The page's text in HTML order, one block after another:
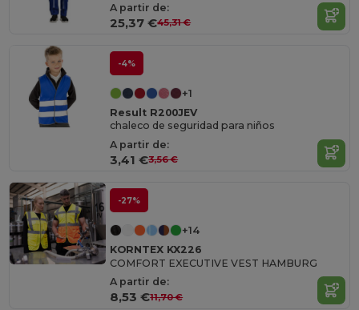
A partir de:
25,37 €45,31 €
-4%
+1
Result R200JEV
chaleco de seguridad para niños
A partir de:
3,41 €3,56 €
-27%
+14
KORNTEX KX226
COMFORT EXECUTIVE VEST HAMBURG
A partir de:
8,53 €11,70 €